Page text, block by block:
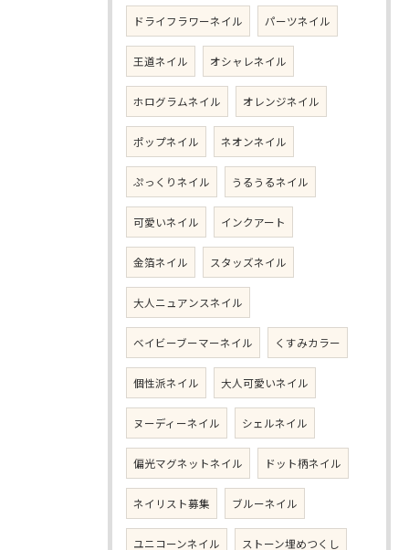
ドライフラワーネイル パーツネイル
王道ネイル オシャレネイル
ホログラムネイル オレンジネイル
ポップネイル ネオンネイル
ぷっくりネイル うるうるネイル
可愛いネイル インクアート
金箔ネイル スタッズネイル
大人ニュアンスネイル
ベイビーブーマーネイル くすみカラー
個性派ネイル 大人可愛いネイル
ヌーディーネイル シェルネイル
偏光マグネットネイル ドット柄ネイル
ネイリスト募集 ブルーネイル
ユニコーンネイル ストーン埋めつくし